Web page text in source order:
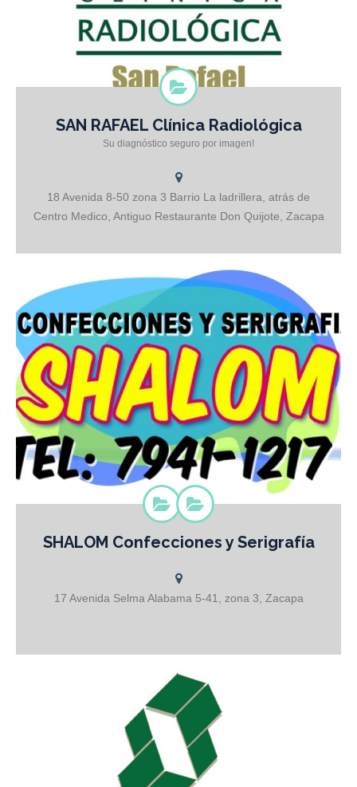
Dra. Patricia Sánchez Radióloga
SAN RAFAEL Clínica Radiológica
Su diagnóstico seguro por imagen!
18 Avenida 8-50 zona 3 Barrio La ladrillera, atrás de
Centro Medico, Antiguo Restaurante Don Quijote, Zacapa
Confecciones y Serigrafía Playeras Uniformes deportivos y de
SHALOM Confecciones y Serigrafía
17 Avenida Selma Alabama 5-41, zona 3, Zacapa